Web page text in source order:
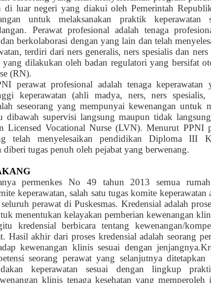
di luar negeri yang diakui oleh Pemerintah
untuk melaksanakan praktik keperawatan
Perawat profesional adalah tenaga
berkolaborasi dengan yang lain dan telah
terdiri dari ners generalis, ners spesialis dan
dilakukan oleh badan regulatori yang bersifat
(RN).
perawat profesional adalah tenaga keperawatan
keperawatan (ahli madya, ners, ners spesialis,
seseorang yang mempunyai kewenangan untuk
dibawah supervisi langsung maupun tidak
Licensed Vocational Nurse (LVN). Menurut PPNI
telah menyelesaikan pendidikan Diploma III
diberi tugas penuh oleh pejabat yang berwenang.
permenkes No 49 tahun 2013 semua
keperawatan, salah satu tugas komite
perawat di Puskesmas. Kredensial adalah
menentukan kelayakan pemberian kewenangan
kredensial berbicara tentang kewenangan/
Hasil akhir dari proses kredensial adalah seorang
kewenangan klinis sesuai dengan
seorang perawat yang selanjutnya
keperawatan sesuai dengan lingkup
klinis tenaga kesehatan yang